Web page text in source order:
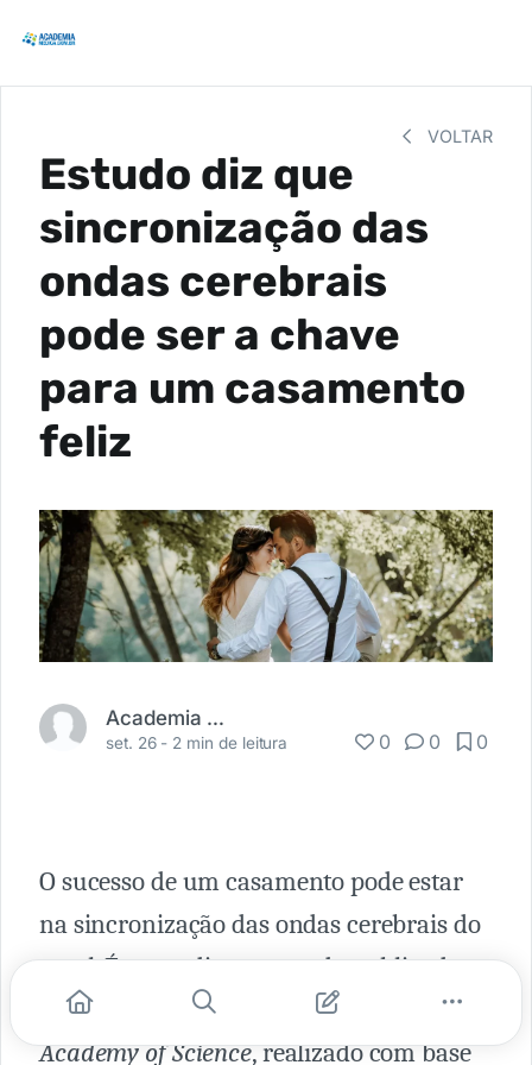
VOLTAR
Estudo diz que
sincronização das
ondas cerebrais
pode ser a chave
para um casamento
feliz
Academia Médica
set. 26 - 2 min de leitura 0 0 0
O sucesso de um casamento pode estar
na sincronização das ondas cerebrais do
casal. É o que diz um estudo publicado
na revista
Proceedings of the National
Academy of Science, realizado com base